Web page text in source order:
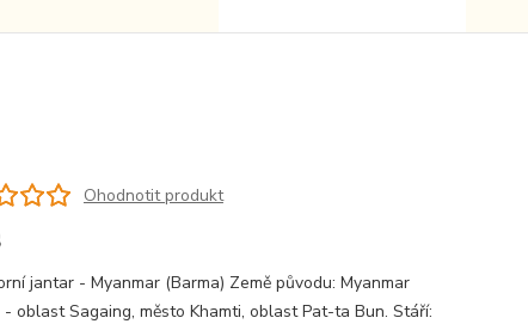
Ohodnotit produkt
jantar - Myanmar (Barma) Země původu: Myanmar
- oblast Sagaing, město Khamti, oblast Pat-ta Bun. Stáří: